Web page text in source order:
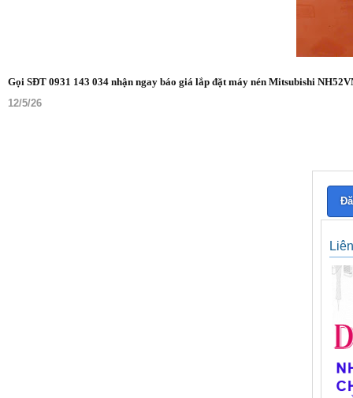
Gọi SĐT 0931 143 034 nhận ngay báo giá lắp đặt máy nén Mitsubishi
12/5/26